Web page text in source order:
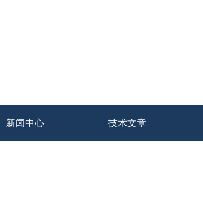
新闻中心 技术文章